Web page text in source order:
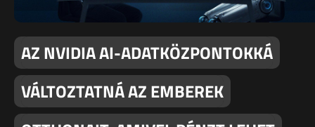
AZ NVIDIA AI-ADATKÖZPONTOKKÁ
VÁLTOZTATNÁ AZ EMBEREK